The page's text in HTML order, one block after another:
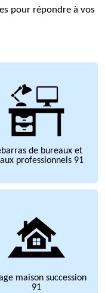
pour répondre à vos
de bureaux et
professionnels 91
maison succession
91